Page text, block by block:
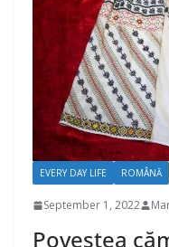
EVERY DAY LIFE ROMÂNĂ
September 1, 2022
Povestea